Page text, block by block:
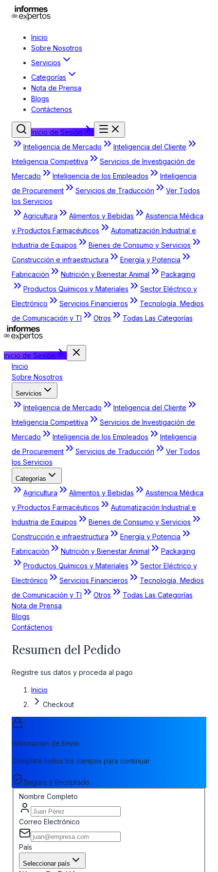
Inicio
Sobre Nosotros
Servicios
Categorías
Nota de Prensa
Blogs
Contáctenos
Inicio de Sesión
Inteligencia de Mercado
Inteligencia del Cliente
Inteligencia Competitiva
Servicios de Investigación de
Mercado
Inteligencia de los Empleados
Inteligencia
de Procurement
Servicios de Traducción
Ver Todos
los Servicios
Agricultura
Alimentos y Bebidas
Asistencia Médica
y Productos Farmacéuticos
Automatización Industrial e
Industria de Equipos
Bienes de Consumo y Servicios
Construcción e infraestructura
Energía y Potencia
Fabricación
Nutrición y Bienestar Animal
Packaging
Productos Químicos y Materiales
Sector Eléctrico y
Electrónico
Servicios Financieros
Tecnología, Medios
de Comunicación y TI
Otros Todas Las Categorías
Inicio de Sesión
Inicio
Sobre Nosotros
Servicios
Inteligencia de Mercado
Inteligencia del Cliente
Inteligencia Competitiva
Servicios de Investigación de
Mercado
Inteligencia de los Empleados
Inteligencia
de Procurement
Servicios de Traducción
Ver Todos
los Servicios
Categorías
Agricultura Alimentos y Bebidas
Asistencia Médica
y Productos Farmacéuticos
Automatización Industrial e
Industria de Equipos
Bienes de Consumo y Servicios
Construcción e infraestructura
Energía y Potencia
Fabricación
Nutrición y Bienestar Animal
Packaging
Productos Químicos y Materiales
Sector Eléctrico y
Electrónico
Servicios Financieros
Tecnología, Medios
de Comunicación y TI
Otros
Todas Las Categorías
Nota de Prensa
Blogs
Contáctenos
Resumen del Pedido
Registre sus datos y proceda al pago
Inicio
Checkout
Informacion de Envio
Complete todos los campos para continuar
Seguro y Encriptado
Nombre Completo
Correo Electrónico
País
Seleccionar país